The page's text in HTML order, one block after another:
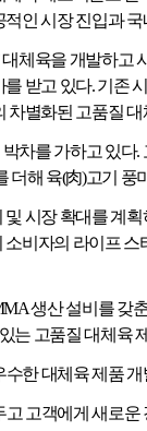
인 시장 진입과
대체육을 개발하고
를 받고 있다.기존
차별화된 고품질
차를 가하고 있다.
더해 육(肉)고기 풍
시장 확대를 계
비자의 라이프
생산 설비를 갖
는 고품질 대체육
한 대체육 제품
고객에게 새로